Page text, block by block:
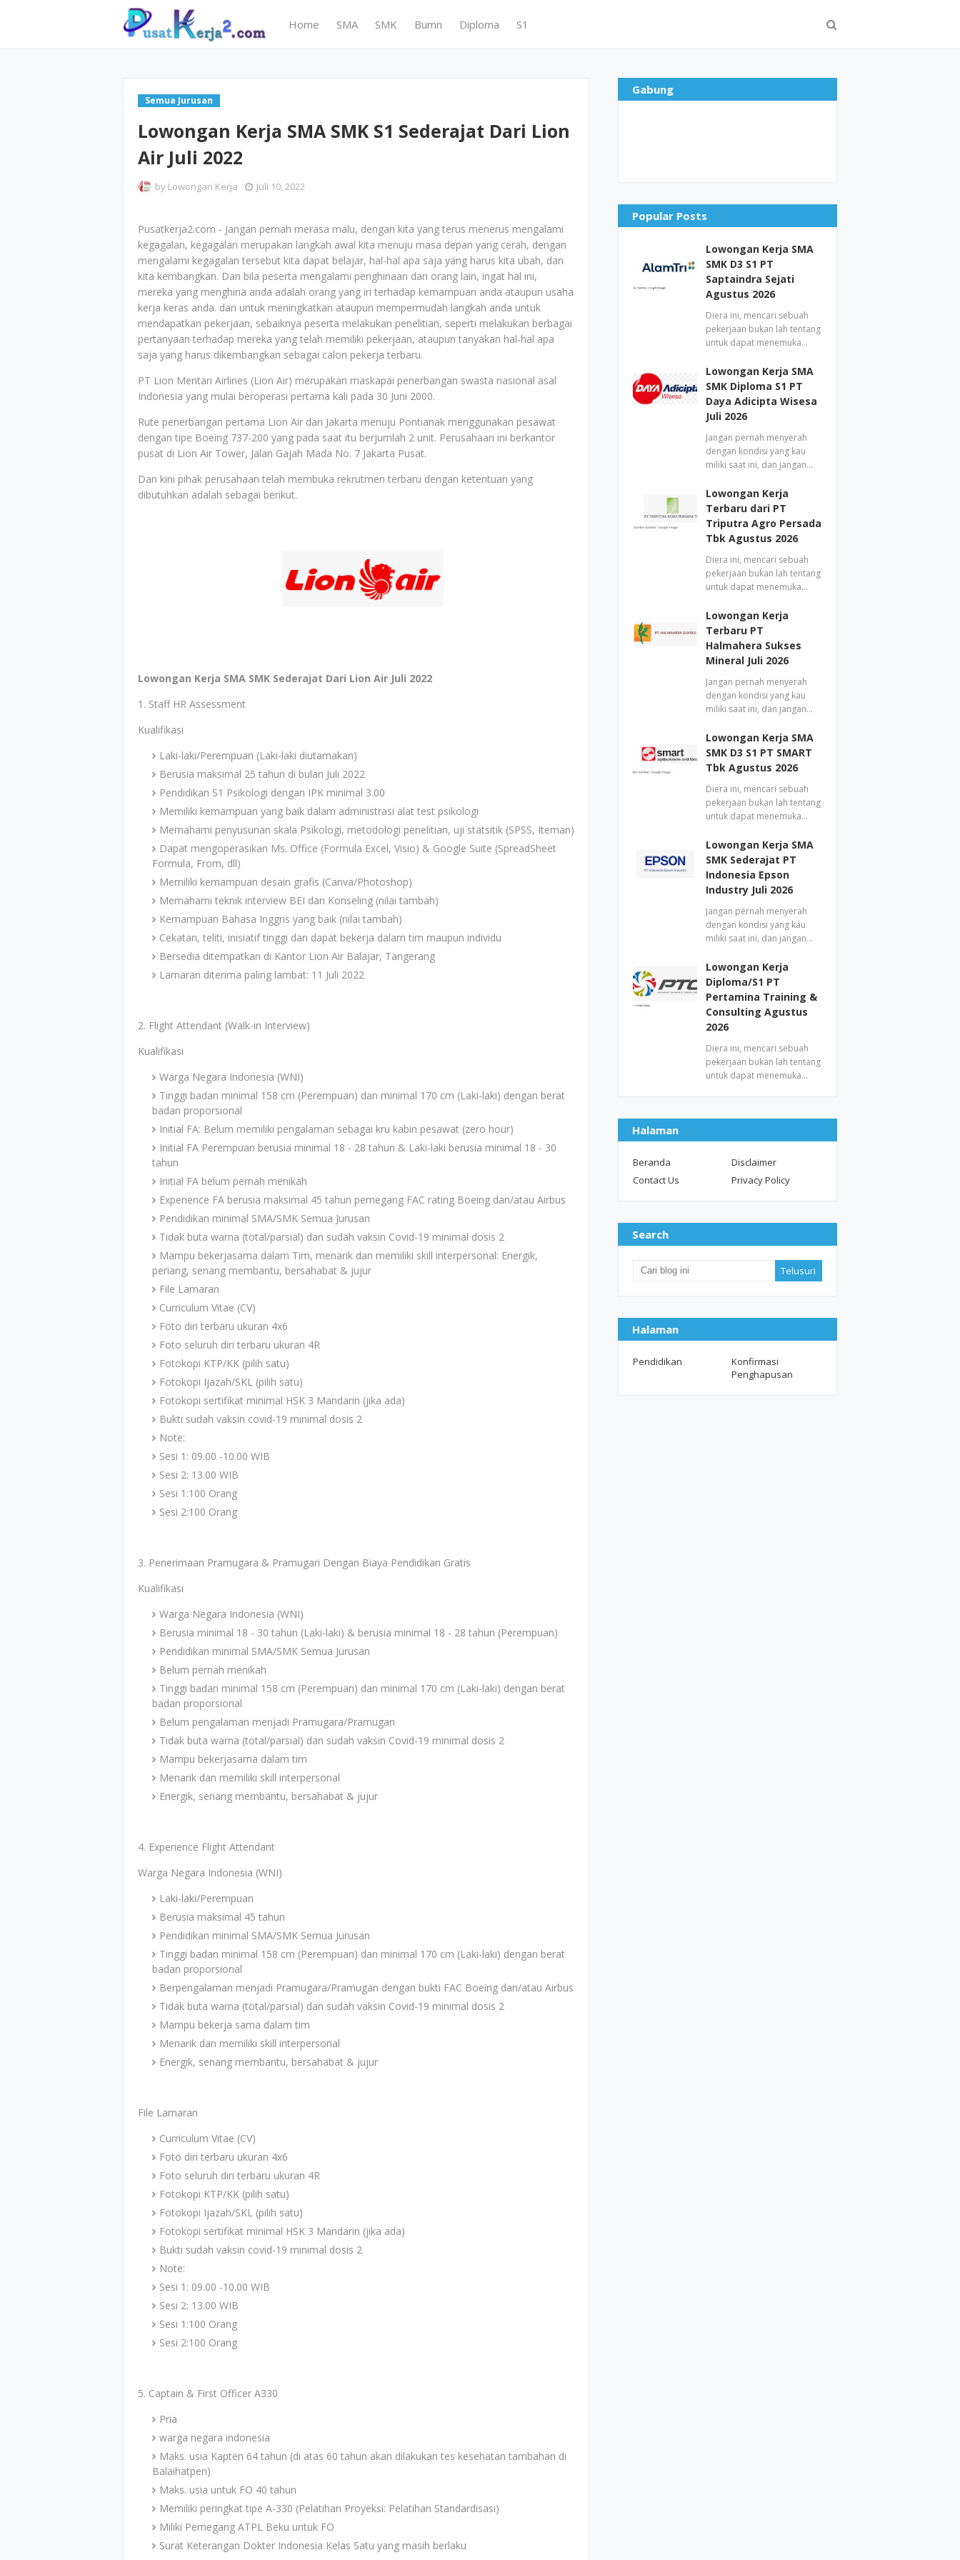
Home SMA SMK Bumn Diploma S1
Semua Jurusan
Lowongan Kerja SMA SMK S1 Sederajat Dari Lion
Air Juli 2022
by Lowongan Kerja Juli 10, 2022
Pusatkerja2.com - Jangan pernah merasa malu, dengan kita yang terus menerus mengalami
kegagalan, kegagalan merupakan langkah awal kita menuju masa depan yang cerah, dengan
mengalami kegagalan tersebut kita dapat belajar, hal-hal apa saja yang harus kita ubah, dan
kita kembangkan. Dan bila peserta mengalami penghinaan dari orang lain, ingat hal ini,
mereka yang menghina anda adalah orang yang iri terhadap kemampuan anda ataupun usaha
kerja keras anda. dan untuk meningkatkan ataupun mempermudah langkah anda untuk
mendapatkan pekerjaan, sebaiknya peserta melakukan penelitian, seperti melakukan berbagai
pertanyaan terhadap mereka yang telah memiliki pekerjaan, ataupun tanyakan hal-hal apa
saja yang harus dikembangkan sebagai calon pekerja terbaru.
PT Lion Mentari Airlines (Lion Air) merupakan maskapai penerbangan swasta nasional asal
Indonesia yang mulai beroperasi pertama kali pada 30 Juni 2000.
Rute penerbangan pertama Lion Air dari Jakarta menuju Pontianak menggunakan pesawat
dengan tipe Boeing 737-200 yang pada saat itu berjumlah 2 unit. Perusahaan ini berkantor
pusat di Lion Air Tower, Jalan Gajah Mada No. 7 Jakarta Pusat.
Dan kini pihak perusahaan telah membuka rekrutmen terbaru dengan ketentuan yang
dibutuhkan adalah sebagai berikut.
Lowongan Kerja SMA SMK Sederajat Dari Lion Air Juli 2022
1. Staff HR Assessment
Kualifikasi
Laki-laki/Perempuan (Laki-laki diutamakan)
Berusia maksimal 25 tahun di bulan Juli 2022
Pendidikan S1 Psikologi dengan IPK minimal 3.00
Memiliki kemampuan yang baik dalam administrasi alat test psikologi
Memahami penyusunan skala Psikologi, metodologi penelitian, uji statsitik (SPSS, Iteman)
Dapat mengoperasikan Ms. Office (Formula Excel, Visio) & Google Suite (SpreadSheet
Formula, From, dll)
Memiliki kemampuan desain grafis (Canva/Photoshop)
Memahami teknik interview BEI dan Konseling (nilai tambah)
Kemampuan Bahasa Inggris yang baik (nilai tambah)
Cekatan, teliti, inisiatif tinggi dan dapat bekerja dalam tim maupun individu
Bersedia ditempatkan di Kantor Lion Air Balajar, Tangerang
Lamaran diterima paling lambat: 11 Juli 2022
2. Flight Attendant (Walk-in Interview)
Kualifikasi
Warga Negara Indonesia (WNI)
Tinggi badan minimal 158 cm (Perempuan) dan minimal 170 cm (Laki-laki) dengan berat
badan proporsional
Initial FA: Belum memiliki pengalaman sebagai kru kabin pesawat (zero hour)
Initial FA Perempuan berusia minimal 18 - 28 tahun & Laki-laki berusia minimal 18 - 30
tahun
Initial FA belum pernah menikah
Experience FA berusia maksimal 45 tahun pemegang FAC rating Boeing dan/atau Airbus
Pendidikan minimal SMA/SMK Semua Jurusan
Tidak buta warna (total/parsial) dan sudah vaksin Covid-19 minimal dosis 2
Mampu bekerjasama dalam Tim, menarik dan memiliki skill interpersonal: Energik,
periang, senang membantu, bersahabat & jujur
File Lamaran
Curriculum Vitae (CV)
Foto diri terbaru ukuran 4x6
Foto seluruh diri terbaru ukuran 4R
Fotokopi KTP/KK (pilih satu)
Fotokopi Ijazah/SKL (pilih satu)
Fotokopi sertifikat minimal HSK 3 Mandarin (jika ada)
Bukti sudah vaksin covid-19 minimal dosis 2
Note:
Sesi 1: 09.00 -10.00 WIB
Sesi 2: 13.00 WIB
Sesi 1:100 Orang
Sesi 2:100 Orang
3. Penerimaan Pramugara & Pramugari Dengan Biaya Pendidikan Gratis
Kualifikasi
Warga Negara Indonesia (WNI)
Berusia minimal 18 - 30 tahun (Laki-laki) & berusia minimal 18 - 28 tahun (Perempuan)
Pendidikan minimal SMA/SMK Semua Jurusan
Belum pernah menikah
Tinggi badan minimal 158 cm (Perempuan) dan minimal 170 cm (Laki-laki) dengan berat
badan proporsional
Belum pengalaman menjadi Pramugara/Pramugan
Tidak buta warna (total/parsial) dan sudah vaksin Covid-19 minimal dosis 2
Mampu bekerjasama dalam tim
Menarik dan memiliki skill interpersonal
Energik, senang membantu, bersahabat & jujur
4. Experience Flight Attendant
Warga Negara Indonesia (WNI)
Laki-laki/Perempuan
Berusia maksimal 45 tahun
Pendidikan minimal SMA/SMK Semua Jurusan
Tinggi badan minimal 158 cm (Perempuan) dan minimal 170 cm (Laki-laki) dengan berat
badan proporsional
Berpengalaman menjadi Pramugara/Pramugan dengan bukti FAC Boeing dan/atau Airbus
Tidak buta warna (total/parsial) dan sudah vaksin Covid-19 minimal dosis 2
Mampu bekerja sama dalam tim
Menarik dan memiliki skill interpersonal
Energik, senang membantu, bersahabat & jujur
File Lamaran
Curriculum Vitae (CV)
Foto diri terbaru ukuran 4x6
Foto seluruh diri terbaru ukuran 4R
Fotokopi KTP/KK (pilih satu)
Fotokopi Ijazah/SKL (pilih satu)
Fotokopi sertifikat minimal HSK 3 Mandarin (jika ada)
Bukti sudah vaksin covid-19 minimal dosis 2
Note:
Sesi 1: 09.00 -10.00 WIB
Sesi 2: 13.00 WIB
Sesi 1:100 Orang
Sesi 2:100 Orang
5. Captain & First Officer A330
Pria
warga negara indonesia
Maks. usia Kapten 64 tahun (di atas 60 tahun akan dilakukan tes kesehatan tambahan di
Balaihatpen)
Maks. usia untuk FO 40 tahun
Memiliki peringkat tipe A-330 (Pelatihan Proyeksi: Pelatihan Standardisasi)
Miliki Pemegang ATPL Beku untuk FO
Surat Keterangan Dokter Indonesia Kelas Satu yang masih berlaku
Gabung
Popular Posts
Lowongan Kerja SMA
SMK D3 S1 PT
Saptaindra Sejati
Agustus 2026
Diera ini, mencari sebuah
pekerjaan bukan lah tentang
untuk dapat menemuka…
Lowongan Kerja SMA
SMK Diploma S1 PT
Daya Adicipta Wisesa
Juli 2026
Jangan pernah menyerah
dengan kondisi yang kau
miliki saat ini, dan jangan…
Lowongan Kerja
Terbaru dari PT
Triputra Agro Persada
Tbk Agustus 2026
Diera ini, mencari sebuah
pekerjaan bukan lah tentang
untuk dapat menemuka…
Lowongan Kerja
Terbaru PT
Halmahera Sukses
Mineral Juli 2026
Jangan pernah menyerah
dengan kondisi yang kau
miliki saat ini, dan jangan…
Lowongan Kerja SMA
SMK D3 S1 PT SMART
Tbk Agustus 2026
Diera ini, mencari sebuah
pekerjaan bukan lah tentang
untuk dapat menemuka…
Lowongan Kerja SMA
SMK Sederajat PT
Indonesia Epson
Industry Juli 2026
Jangan pernah menyerah
dengan kondisi yang kau
miliki saat ini, dan jangan…
Lowongan Kerja
Diploma/S1 PT
Pertamina Training &
Consulting Agustus
2026
Diera ini, mencari sebuah
pekerjaan bukan lah tentang
untuk dapat menemuka…
Halaman
Beranda
Disclaimer
Contact Us
Privacy Policy
Search
Halaman
Pendidikan
Konfirmasi
Penghapusan